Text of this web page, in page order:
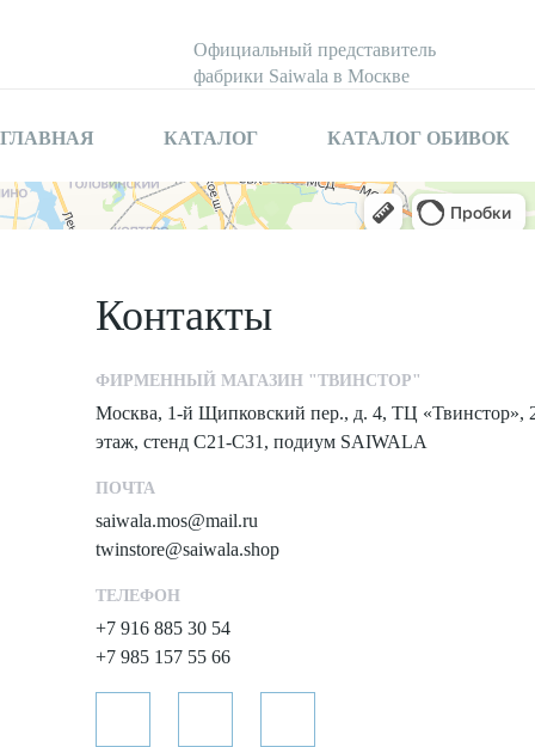
Официальный представитель
фабрики Saiwala в Москве
ГЛАВНАЯ КАТАЛОГ КАТАЛОГ ОБИВОК
Контакты
ФИРМЕННЫЙ МАГАЗИН "ТВИНСТОР"
Москва, 1-й Щипковский пер., д. 4, ТЦ «Твинстор»,
этаж, стенд С21-С31, подиум SAIWALA
ПОЧТА
saiwala.mos@mail.ru
twinstore@saiwala.shop
ТЕЛЕФОН
+7 916 885 30 54
+7 985 157 55 66